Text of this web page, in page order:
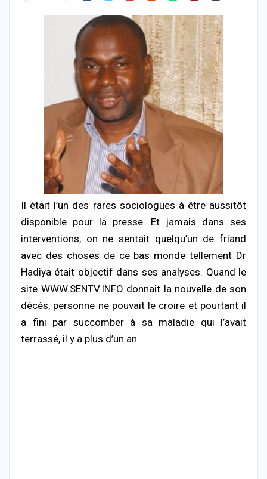
Il était l’un des rares sociologues à être aussitôt
disponible pour la presse. Et jamais dans ses
interventions, on ne sentait quelqu’un de friand
avec des choses de ce bas monde tellement Dr
Hadiya était objectif dans ses analyses. Quand le
site WWW.SENTV.INFO donnait la nouvelle de son
décès, personne ne pouvait le croire et pourtant il
a fini par succomber à sa maladie qui l’avait
terrassé, il y a plus d’un an.